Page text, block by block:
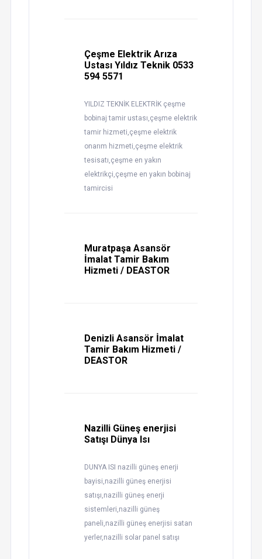
Çeşme Elektrik Arıza
Ustası Yıldız Teknik 0533
594 5571
YILDIZ TEKNİK ELEKTRİK çeşme
bobinaj tamir ustası,çeşme elektrik
tamir hizmeti,çeşme elektrik
onarım hizmeti,çeşme elektrik
tesisatı,çeşme en yakın
elektrikçi,çeşme en yakın bobinaj
tamircisi
Muratpaşa Asansör
İmalat Tamir Bakım
Hizmeti / DEASTOR
Denizli Asansör İmalat
Tamir Bakım Hizmeti /
DEASTOR
Nazilli Güneş enerjisi
Satışı Dünya Isı
DUNYA ISI nazilli güneş enerji
bayisi,nazilli güneş enerjisi
satışı,nazilli güneş enerji
sistemleri,nazilli güneş
paneli,nazilli güneş enerjisi satan
yerler,nazilli solar panel satışı